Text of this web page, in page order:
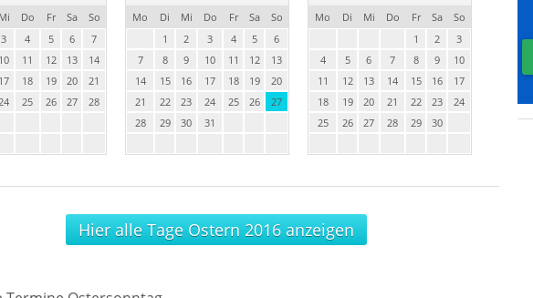
Mi Do Fr Sa
So
3 4 5 6
7
10 11 12 13
14
17 18 19 20
21
25 26 27
28
Mo Di Mi Do Fr Sa
So
1
2 3 4 5
6
7
8 9 10 11 12
13
14
15 16 17 18 19
20
21
22 23 24 25 26
27
28
29 30 31
Mo Di Mi Do Fr Sa
So
1
2
3
4
5 6 7 8 9
10
11
12 13 14 15 16
17
18
19 20 21 22 23
24
25
26 27 28 29 30
Hier alle Tage Ostern 2016 anzeigen